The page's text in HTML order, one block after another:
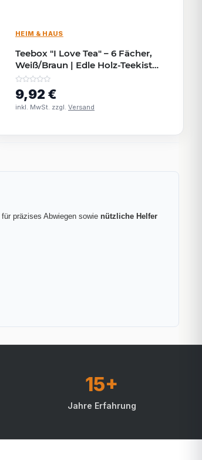
HEIM & HAUS
Teebox "I Love Tea" – 6 Fächer,
Weiß/Braun | Edle Holz-Teekiste
zur Teebeutel-Aufbewahrung
9,92 €
inkl. MwSt. zzgl. Versand
für präzises Abwiegen sowie nützliche Helfer
15+
Jahre Erfahrung